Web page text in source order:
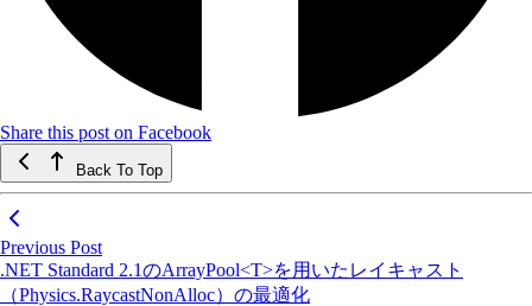
Share this post on Facebook
Back To Top
Previous Post
.NET Standard 2.1のArrayPool<T>を用いたレイキャスト
（Physics.RaycastNonAlloc）の最適化